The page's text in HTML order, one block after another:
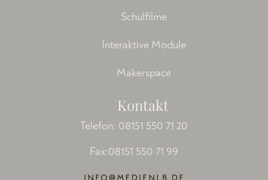
Schulfilme
Interaktive Module
Makerspace
Kontakt
Telefon: 08151 550 71 20
Fax:08151 550 71 99